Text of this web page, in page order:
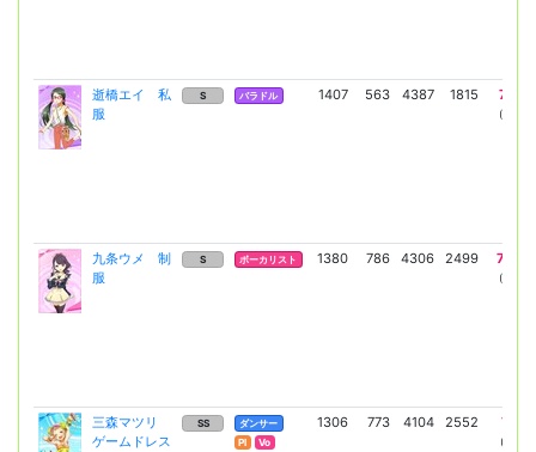
逝橋エイ 私
服
S バラドル 1407 563 4387 1815 7477
(5458)
九条ウメ 制
服
S ボーカリスト 1380 786 4306 2499 7340
(5358)
三森マツリ
ゲームドレス
SS
ダンサー
Pl
Vo
1306 773 4104 2552 7197
(5254)